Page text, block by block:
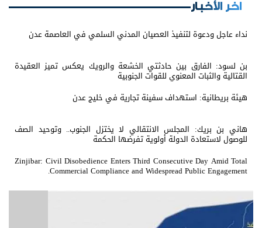
اخر الأخبار
نداء عاجل ودعوة لتنفيذ العصيان المدني السلمي في العاصمة عدن
بن لسود: الفارق بين حادثتي الخشعة والرويك يعكس تميز العقيدة
القتالية والثبات المعنوي للقوات الجنوبية
هيئة بريطانية: استهداف سفينة تجارية في خليج عدن
هاني بن بريك: المجلس الانتقالي لا يختزل الجنوب.. وتوحيد الصف
للوصول لاستعادة الدولة أولوية تفرضها الحكمة
Zinjibar: Civil Disobedience Enters Third Consecutive Day Amid Total
Commercial Compliance and Widespread Public Engagement.